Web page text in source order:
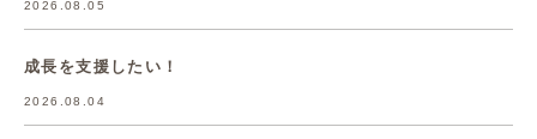
2026.08.05
成長を支援したい！
2026.08.04